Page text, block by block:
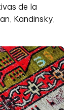
de la
Kandinsky,